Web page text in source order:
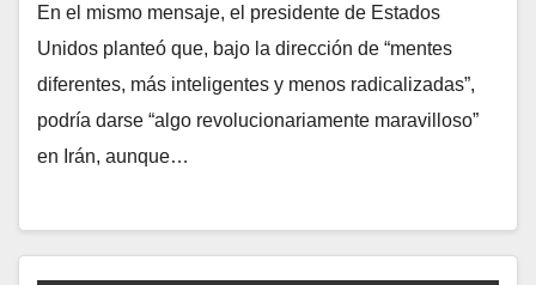
En el mismo mensaje, el presidente de Estados
Unidos planteó que, bajo la dirección de “mentes
diferentes, más inteligentes y menos radicalizadas”,
podría darse “algo revolucionariamente maravilloso”
en Irán, aunque…